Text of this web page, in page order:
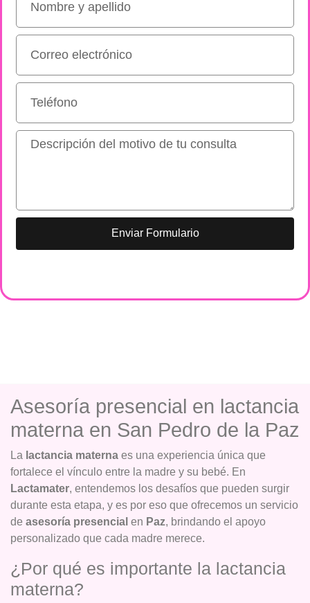
Enviar Formulario
Asesoría presencial en lactancia
materna en San Pedro de la Paz
La lactancia materna es una experiencia única que
fortalece el vínculo entre la madre y su bebé. En
Lactamater, entendemos los desafíos que pueden surgir
durante esta etapa, y es por eso que ofrecemos un servicio
de asesoría presencial en Paz, brindando el apoyo
personalizado que cada madre merece.
¿Por qué es importante la lactancia
materna?